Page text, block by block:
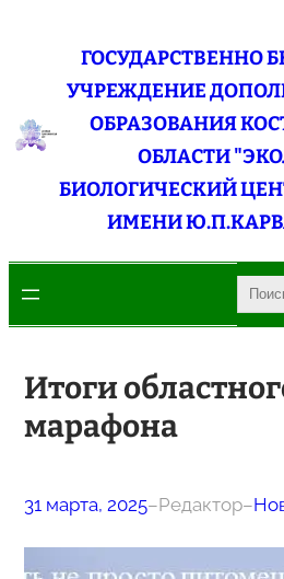
содержимому
ГОСУДАРСТВЕННО
УЧРЕЖДЕНИЕ
ОБРАЗОВАНИЯ
ОБЛАСТИ
БИОЛОГИЧЕСКИЙ
ИМЕНИ
Итоги
марафона
31 марта, 2025–Редактор–